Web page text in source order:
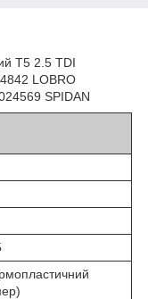
T5 2.5 TDI
LOBRO
SPIDAN